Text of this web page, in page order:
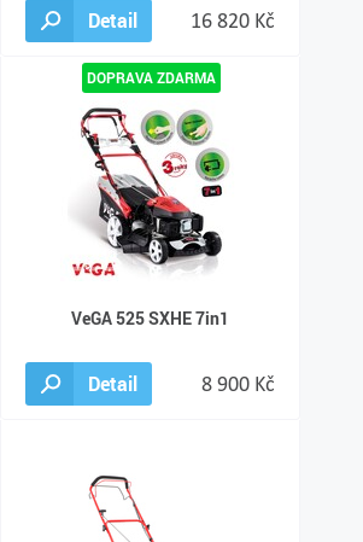
Detail 16 820 Kč
VeGA 525 SXHE 7in1
Detail 8 900 Kč